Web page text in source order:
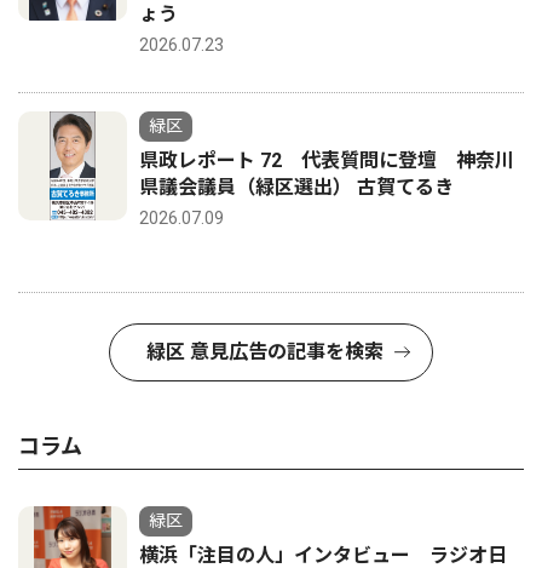
ょう
2026.07.23
緑区
県政レポート 72 代表質問に登壇 神奈川
県議会議員（緑区選出） 古賀てるき
2026.07.09
緑区 意見広告の記事を検索
コラム
緑区
横浜「注目の人」インタビュー ラジオ日